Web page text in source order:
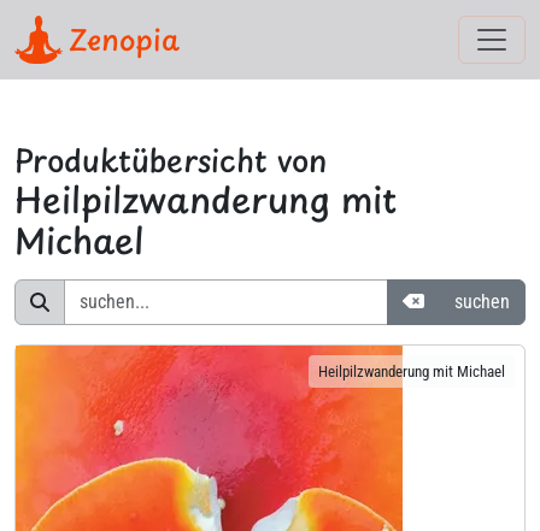
Zenopia
Produktübersicht von
Heilpilzwanderung mit
Michael
Suchbegriffe
suchen
Heilpilzwanderung mit Michael